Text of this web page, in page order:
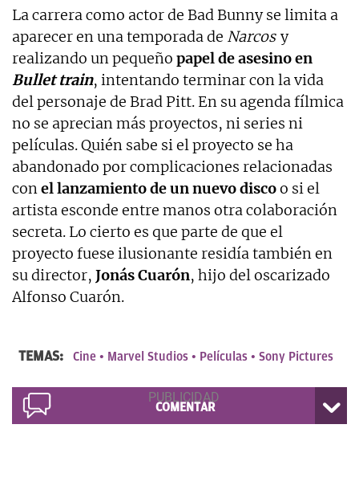
La carrera como actor de Bad Bunny se limita a
aparecer en una temporada de Narcos y
realizando un pequeño papel de asesino en
Bullet train, intentando terminar con la vida
del personaje de Brad Pitt. En su agenda fílmica
no se aprecian más proyectos, ni series ni
películas. Quién sabe si el proyecto se ha
abandonado por complicaciones relacionadas
conel lanzamiento de un nuevo discoo si el
artista esconde entre manos otra colaboración
secreta. Lo cierto es que parte de que el
proyecto fuese ilusionante residía también en
su director, Jonás Cuarón, hijo del oscarizado
Alfonso Cuarón.
TEMAS: Cine Marvel Studios Películas Sony Pictures
COMENTAR